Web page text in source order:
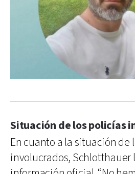
Situación de los policías
En cuanto a la situación de
involucrados, Schlotthauer